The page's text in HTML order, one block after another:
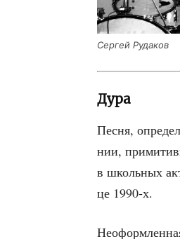
Сер­гей Рудаков
Дура
Пес­ня,
нии,
в школь­ных
це 1990‑х.